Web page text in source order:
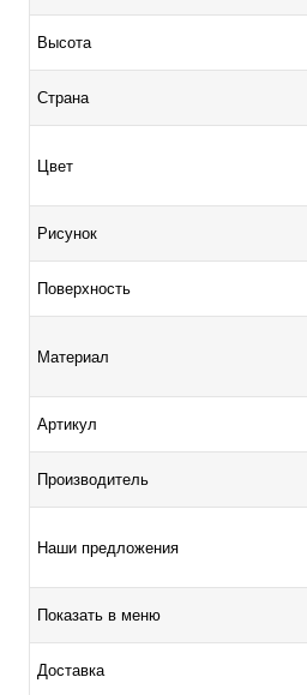
Высота
Страна
Цвет
Рисунок
Поверхность
Материал
Артикул
Производитель
Наши предложения
Показать в меню
Доставка